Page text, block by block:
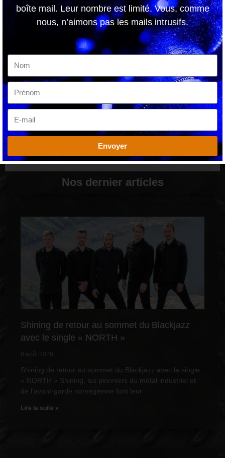
ARTICLE PRÉCÉDENT
YUNGBLUD annule sa tournée US pour privilégier sa santé
ARTICLE SUIVANT
Ultra Vomit à l’assault des Zéniths : le programme !
PARTAGER CET
ARTICLE
Nos dernier articles
Shining de retour au sommet du Blackjazz
avec le single « NORTH »
8 août 2026
Shining de retour au sommet du Blackjazz avec le single
« NORTH » Shining, les pionniers du métal industriel et
de l’avant-garde norvégienne font leur
Lire la suite »
boîte mail. Leur nombre est limité. Vous, comme
nous, n’aimons pas les mails intrusifs.
Envoyer